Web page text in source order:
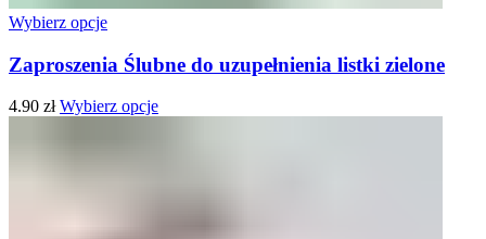
Wybierz opcje
Zaproszenia Ślubne do uzupełnienia listki zielone
4.90 zł Wybierz opcje